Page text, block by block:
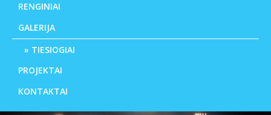
RENGINIAI
GALERIJA
TIESIOGIAI
PROJEKTAI
KONTAKTAI